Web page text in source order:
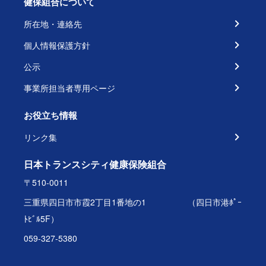
所在地・連絡先
個人情報保護方針
公示
事業所担当者専用ページ
お役立ち情報
リンク集
日本トランスシティ健康保険組合
〒510-0011
三重県四日市市霞2丁目1番地の1 （四日市港ﾎﾟｰ
ﾄﾋﾞﾙ5F）
059-327-5380